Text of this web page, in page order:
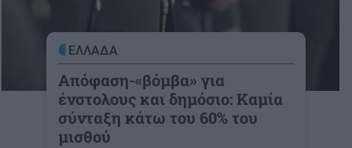
ΕΛΛΑΔΑ
Απόφαση-«βόμβα» για
ένστολους και δημόσιο: Καμία
σύνταξη κάτω του 60% του
μισθού